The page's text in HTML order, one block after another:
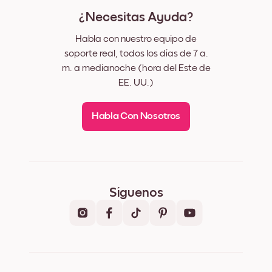
¿Necesitas Ayuda?
Habla con nuestro equipo de
soporte real, todos los días de 7 a.
m. a medianoche (hora del Este de
EE. UU.)
Habla Con Nosotros
Síguenos